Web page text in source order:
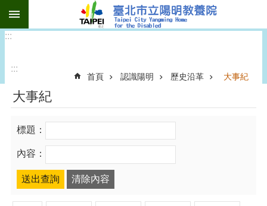
跳到主要內容區塊
:::
:::
首頁 認識陽明 歷史沿革 大事紀
大事紀
標題：
內容：